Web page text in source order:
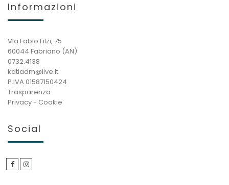
Informazioni
Via Fabio Filzi, 75
60044 Fabriano (AN)
0732.4138
katiadm@live.it
P.IVA 01587150424
Trasparenza
Privacy- Cookie
Social